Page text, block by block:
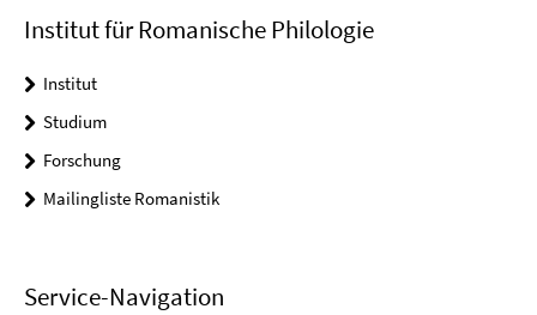
Institut für Romanische Philologie
Institut
Studium
Forschung
Mailingliste Romanistik
Service-Navigation